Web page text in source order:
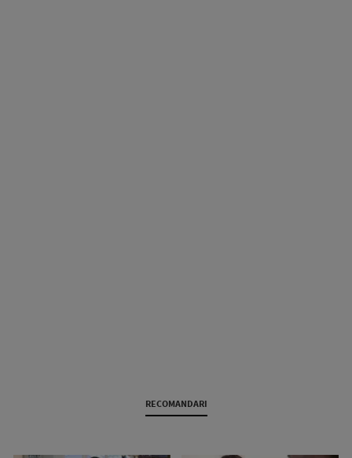
RECOMANDARI